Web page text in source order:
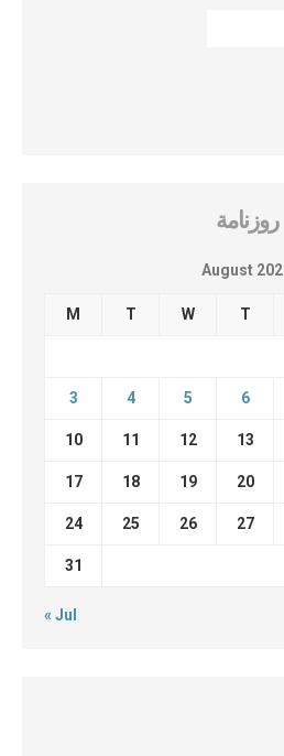
روزنامة
August
M T W T
3 4 5 6
10 11 12 13
17 18 19 20
24 25 26 27
31
« Jul